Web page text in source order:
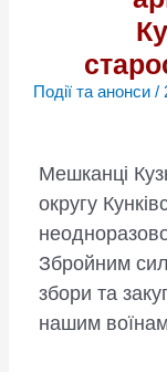
Події та анонси/
Мешканці
округу
Збройним
збори та
нашим